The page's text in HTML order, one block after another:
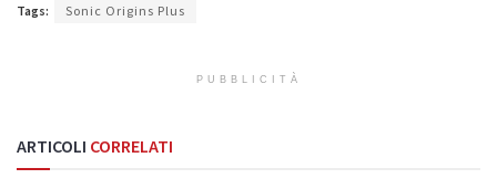
Tags: Sonic Origins Plus
PUBBLICITÀ
ARTICOLI CORRELATI